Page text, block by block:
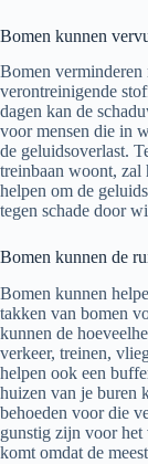
Bomen kunnen
Bomen
verontreinigende
dagen kan de
voor mensen die in
de geluidsoverlast.
treinbaan woont, zal
helpen om de
tegen schade door
Bomen kunnen de
Bomen kunnen
takken van bomen
kunnen de
verkeer, treinen,
helpen ook een
huizen van je buren
behoeden voor die
gunstig zijn voor het
komt omdat de